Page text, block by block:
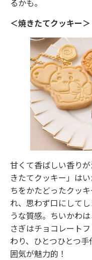
るかも。
＜焼きたてクッキー＞
甘くて香ばしい香り
きたてクッキー」は
ちをかたどったクッ
れ、思わず口にして
うな質感。ちいかわ
さぎはチョコレート
わり、ひとつひとつ
囲気が魅力的！